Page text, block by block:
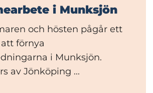
i Munksjön
och hösten pågår ett
förnya
i Munksjön.
av Jönköping ...